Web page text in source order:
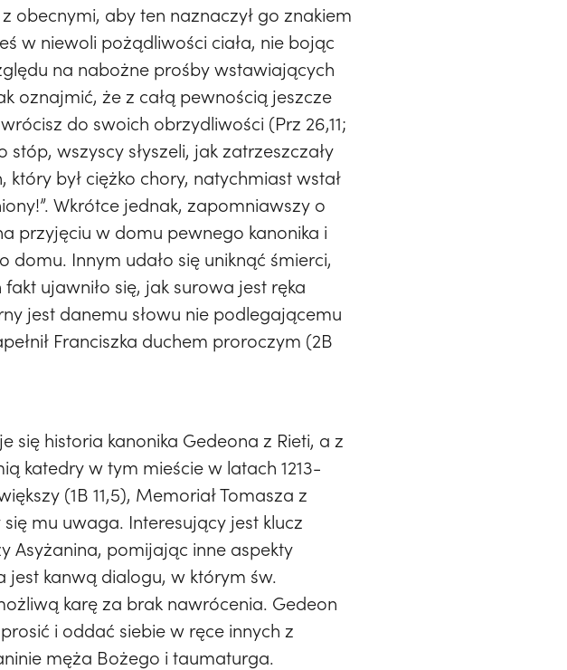
obecnymi, aby ten naznaczył go znakiem
w niewoli pożądliwości ciała, nie bojąc
na nabożne prośby wstawiających
oznajmić, że z całą pewnością jeszcze
do swoich obrzydliwości (Prz 26,11;
stóp, wszyscy słyszeli, jak zatrzeszczały
był ciężko chory, natychmiast wstał
Wkrótce jednak, zapomniawszy o
przyjęciu w domu pewnego kanonika i
domu. Innym udało się uniknąć śmierci,
ujawniło się, jak surowa jest ręka
jest danemu słowu nie podlegającemu
Franciszka duchem proroczym (2B
się historia kanonika Gedeona z Rieti, a z
katedry w tym mieście w latach 1213-
(1B 11,5), Memoriał Tomasza z
mu uwaga. Interesujący jest klucz
Asyżanina, pomijając inne aspekty
jest kanwą dialogu, w którym św.
karę za brak nawrócenia. Gedeon
i oddać siebie w ręce innych z
męża Bożego i taumaturga.